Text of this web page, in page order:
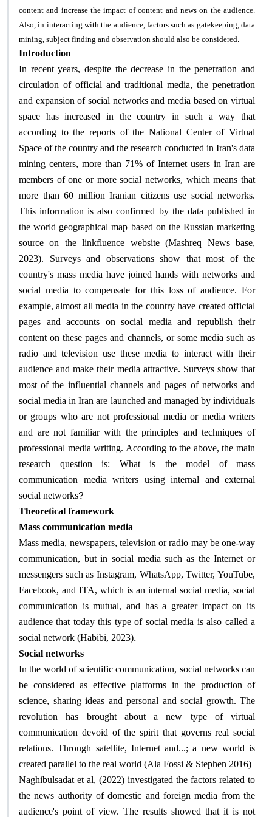
content and increase the impact of content and news on the audience.
Also, in interacting with the audience, factors such as gatekeeping, data
mining, subject finding and observation should also be considered.
Introduction
In recent years, despite the decrease in the penetration and
circulation of official and traditional media, the penetration
and expansion of social networks and media based on virtual
space has increased in the country in such a way that
according to the reports of the National Center of Virtual
Space of the country and the research conducted in Iran's data
mining centers, more than 71% of Internet users in Iran are
members of one or more social networks, which means that
more than 60 million Iranian citizens use social networks.
This information is also confirmed by the data published in
the world geographical map based on the Russian marketing
source on the linkfluence website (Mashreq News base,
2023). Surveys and observations show that most of the
country's mass media have joined hands with networks and
social media to compensate for this loss of audience. For
example, almost all media in the country have created official
pages and accounts on social media and republish their
content on these pages and channels, or some media such as
radio and television use these media to interact with their
audience and make their media attractive. Surveys show that
most of the influential channels and pages of networks and
social media in Iran are launched and managed by individuals
or groups who are not professional media or media writers
and are not familiar with the principles and techniques of
professional media writing. According to the above, the main
research question is: What is the model of mass
communication media writers using internal and external
social networks?
Theoretical framework
Mass communication media
Mass media, newspapers, television or radio may be one-way
communication, but in social media such as the Internet or
messengers such as Instagram, WhatsApp, Twitter, YouTube,
Facebook, and ITA, which is an internal social media, social
communication is mutual, and has a greater impact on its
audience that today this type of social media is also called a
social network (Habibi, 2023).
Social networks
In the world of scientific communication, social networks can
be considered as effective platforms in the production of
science, sharing ideas and personal and social growth. The
revolution has brought about a new type of virtual
communication devoid of the spirit that governs real social
relations. Through satellite, Internet and...; a new world is
created parallel to the real world (Ala Fossi & Stephen 2016).
Naghibulsadat et al, (2022) investigated the factors related to
the news authority of domestic and foreign media from the
audience's point of view. The results showed that it is not